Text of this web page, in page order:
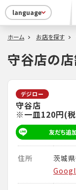
language
ホーム お店を探す
守谷店の
デジロー
守谷店
※一皿120円(
友だち追
住所
茨城